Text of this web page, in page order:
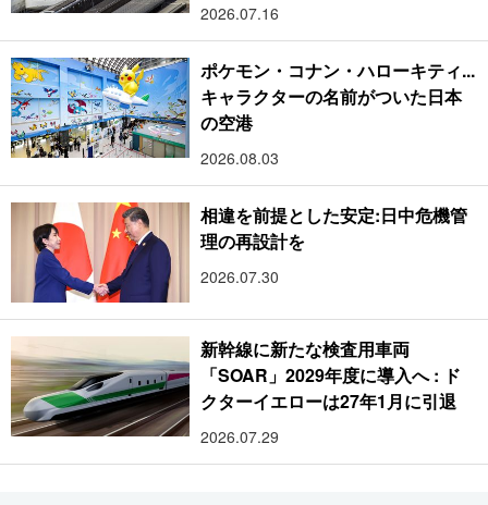
2026.07.16
ポケモン・コナン・ハローキティ...
キャラクターの名前がついた日本
の空港
2026.08.03
相違を前提とした安定:日中危機管
理の再設計を
2026.07.30
新幹線に新たな検査用車両
「SOAR」2029年度に導入へ : ド
クターイエローは27年1月に引退
2026.07.29